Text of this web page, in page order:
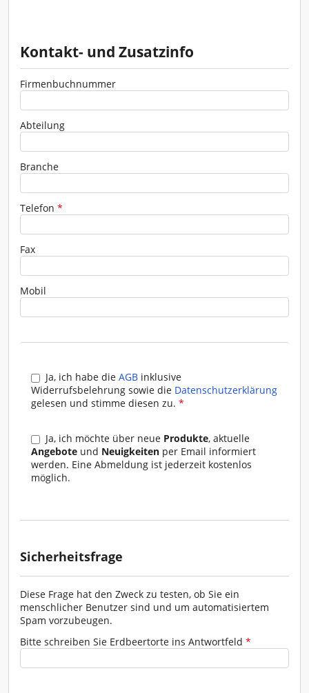
Kontakt- und Zusatzinfo
Firmenbuchnummer
Abteilung
Branche
Telefon *
Fax
Mobil
I. Vertragsschluss
gegenwärtigen und zukünftigen
Geschäftsbeziehungen zwischen Rosa Moser und
den Kunden.
(2) Abweichende, entgegenstehende oder
Vertragsbestandteil, es sei denn, ihrer Geltung wird
zugestimmt. Gibt der Kunde eine Bestellung ab und
erklärt in dieser Bestellung seine Allgemeinen
Geschäftsbedingungen für geltend, gilt die faktische
Erfüllung bzw. Ausführung dieser Bestellung
ausdrücklich nicht als Zustimmung zur Geltung der
Allgemeinen Geschäftsbedingungen des Kunden.
Auch in diesem Fall gelten ausschließlich die
Allgemeinen Geschäftsbedingungen seitens Rosa
ausdrücklich schriftlich zugestimmt hat.
Ja, ich habe die AGB inklusive
Widerrufsbelehrung sowie die Datenschutzerklärung
gelesen und stimme diesen zu. *
Ja, ich möchte über neue Produkte, aktuelle
Angebote und Neuigkeiten per Email informiert
werden. Eine Abmeldung ist jederzeit kostenlos
möglich.
Sicherheitsfrage
Diese Frage hat den Zweck zu testen, ob Sie ein
menschlicher Benutzer sind und um automatisiertem
Spam vorzubeugen.
Bitte schreiben Sie Erdbeertorte ins Antwortfeld *